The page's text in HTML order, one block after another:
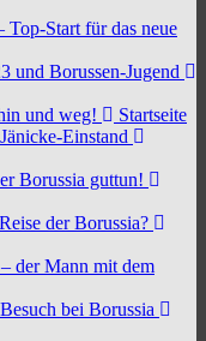
Start für das neue
und Borussen-Jugend
und weg!
Startseite
Einstand
Borussia guttun!
der Borussia?
der Mann mit dem
bei Borussia